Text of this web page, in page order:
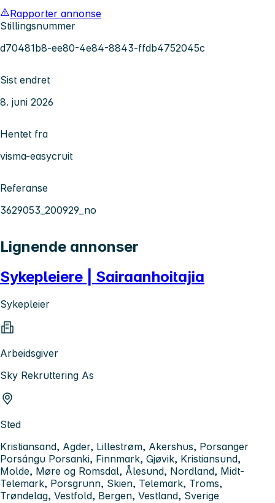
Rapporter annonse
Stillingsnummer
d70481b8-ee80-4e84-8843-ffdb4752045c
Sist endret
8. juni 2026
Hentet fra
visma-easycruit
Referanse
3629053_200929_no
Lignende annonser
Sykepleiere | Sairaanhoitajia
Sykepleier
Arbeidsgiver
Sky Rekruttering As
Sted
Kristiansand, Agder, Lillestrøm, Akershus, Porsanger
Porsángu Porsanki, Finnmark, Gjøvik, Kristiansund,
Molde, Møre og Romsdal, Ålesund, Nordland, Midt-
Telemark, Porsgrunn, Skien, Telemark, Troms,
Trøndelag, Vestfold, Bergen, Vestland, Sverige